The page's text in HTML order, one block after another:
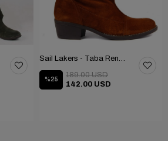
%25
142.00 USD
189.00 USD